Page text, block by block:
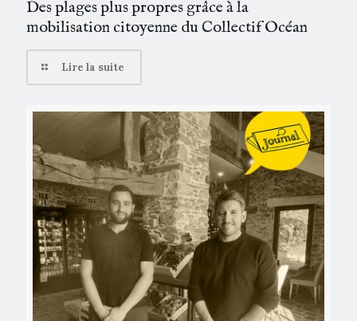
Des plages plus propres grâce à la
mobilisation citoyenne du Collectif Océan
Lire la suite